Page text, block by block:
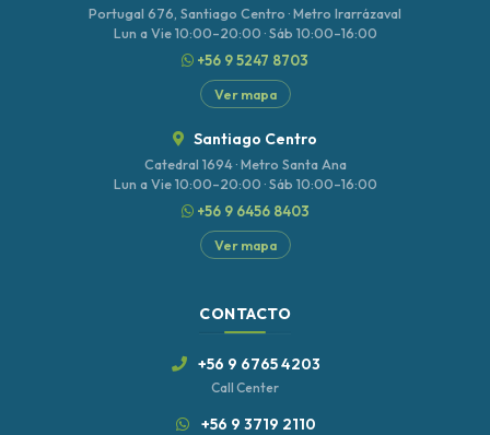
Portugal 676, Santiago Centro · Metro Irarrázaval
Lun a Vie 10:00–20:00 · Sáb 10:00–16:00
+56 9 5247 8703
Ver mapa
Santiago Centro
Catedral 1694 · Metro Santa Ana
Lun a Vie 10:00–20:00 · Sáb 10:00–16:00
+56 9 6456 8403
Ver mapa
CONTACTO
+56 9 6765 4203
Call Center
+56 9 3719 2110